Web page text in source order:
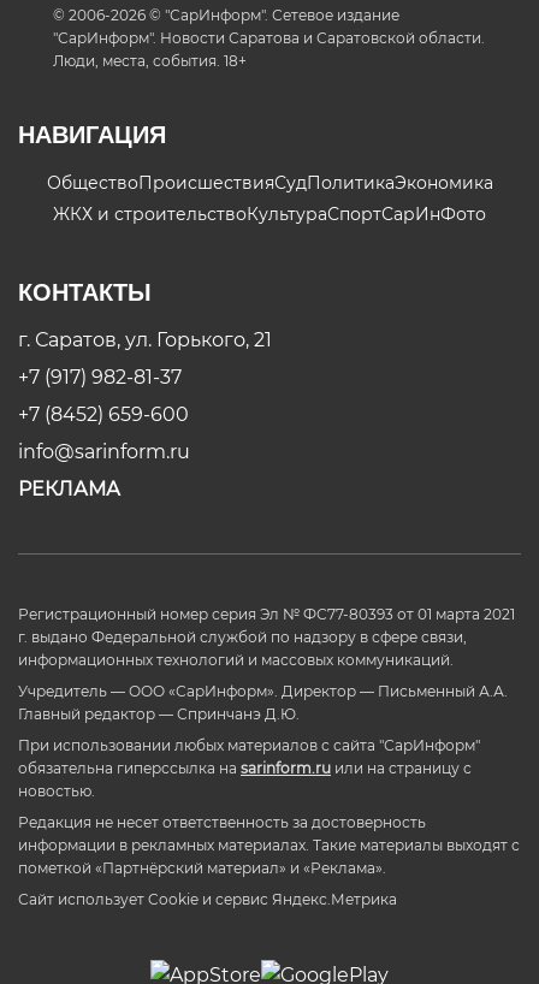
© 2006-2026 © "СарИнформ". Сетевое издание
"СарИнформ". Новости Саратова и Саратовской области.
Люди, места, события. 18+
НАВИГАЦИЯ
ОбществоПроисшествияСудПолитикаЭкономика
ЖКХ и строительствоКультураСпортСарИнФото
КОНТАКТЫ
г. Саратов, ул. Горького, 21
+7 (917) 982-81-37
+7 (8452) 659-600
info@sarinform.ru
РЕКЛАМА
Регистрационный номер серия Эл № ФС77-80393 от 01 марта 2021
г. выдано Федеральной службой по надзору в сфере связи,
информационных технологий и массовых коммуникаций.
Учредитель — ООО «СарИнформ». Директор — Письменный А.А.
Главный редактор — Спринчанэ Д.Ю.
При использовании любых материалов с сайта "СарИнформ"
обязательна гиперссылка на sarinform.ru или на страницу с
новостью.
Редакция не несет ответственность за достоверность
информации в рекламных материалах. Такие материалы выходят с
пометкой «Партнёрский материал» и «Реклама».
Сайт использует Cookie и сервиc Яндекс.Метрика